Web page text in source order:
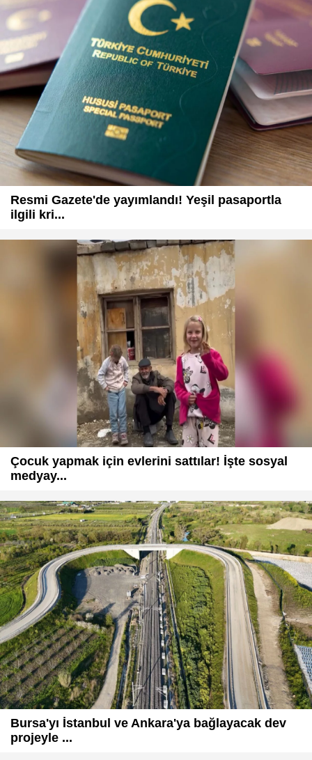
Resmi Gazete'de yayımlandı! Yeşil pasaportla
ilgili kri...
Çocuk yapmak için evlerini sattılar! İşte sosyal
medyay...
Bursa'yı İstanbul ve Ankara'ya bağlayacak dev
projeyle ...